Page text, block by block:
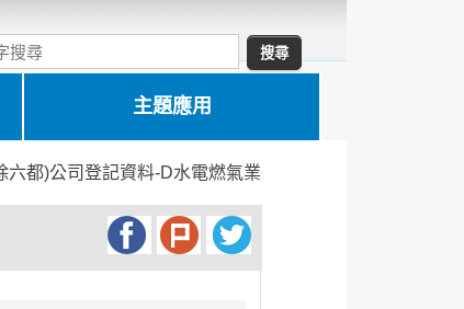
主題應用
六都)公司登記資料-D水電燃氣業